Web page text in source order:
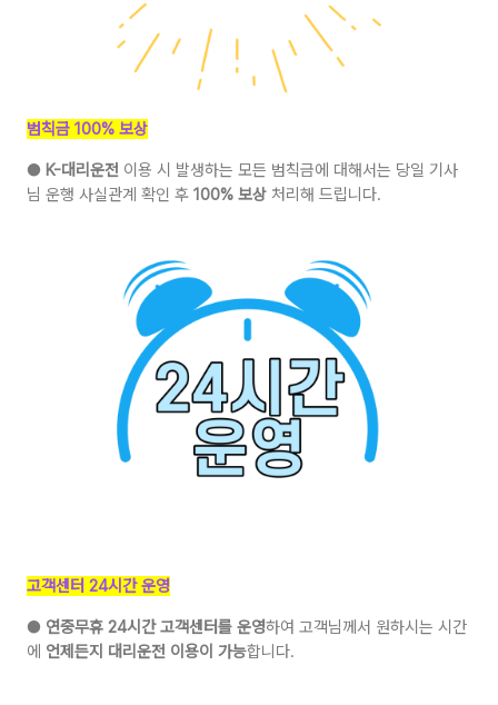
범칙금 100% 보상
● K-대리운전 이용 시 발생하는 모든 범칙금에 대해서는 당일 기사
님 운행 사실관계 확인 후 100% 보상 처리해 드립니다.
고객센터 24시간 운영
● 연중무휴 24시간 고객센터를 운영하여 고객님께서 원하시는 시간
에 언제든지 대리운전 이용이 가능합니다.